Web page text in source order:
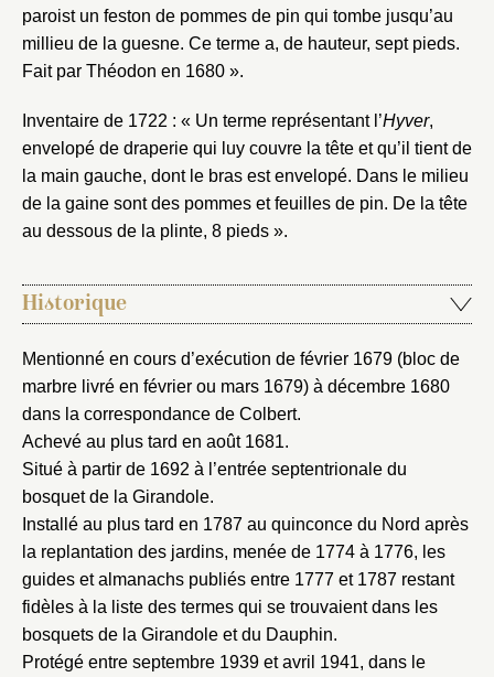
paroist un feston de pommes de pin qui tombe jusqu’au
millieu de la guesne. Ce terme a, de hauteur, sept pieds.
Fait par Théodon en 1680 ».
Inventaire de 1722 : « Un terme représentant l’Hyver,
envelopé de draperie qui luy couvre la tête et qu’il tient de
la main gauche, dont le bras est envelopé. Dans le milieu
de la gaine sont des pommes et feuilles de pin. De la tête
au dessous de la plinte, 8 pieds ».
Historique
Mentionné en cours d’exécution de février 1679 (bloc de
marbre livré en février ou mars 1679) à décembre 1680
dans la correspondance de Colbert.
Achevé au plus tard en août 1681.
Situé à partir de 1692 à l’entrée septentrionale du
bosquet de la Girandole.
Installé au plus tard en 1787 au quinconce du Nord après
la replantation des jardins, menée de 1774 à 1776, les
guides et almanachs publiés entre 1777 et 1787 restant
fidèles à la liste des termes qui se trouvaient dans les
bosquets de la Girandole et du Dauphin.
Protégé entre septembre 1939 et avril 1941, dans le
Fermer
Choix du dossier où ajouter la